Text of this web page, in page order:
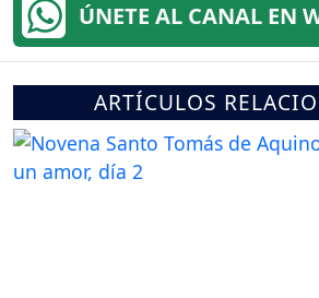
ÚNETE AL CANAL EN
ARTÍCULOS